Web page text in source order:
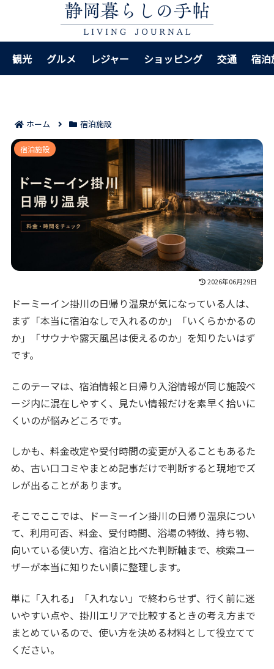
観光 グルメ レジャー ショッピング 交通 宿泊
ホーム 宿泊施設
ドーミーイン掛川の日帰り温泉で押さえたい7項目｜料
金や時間帯の見方まで迷わない！
宿泊施設
2026年06月29日
ドーミーイン掛川の日帰り温泉が気になっている人は、
まず「本当に宿泊なしで入れるのか」「いくらかかるの
か」「サウナや露天風呂は使えるのか」を知りたいはず
です。
このテーマは、宿泊情報と日帰り入浴情報が同じ施設ペ
ージ内に混在しやすく、見たい情報だけを素早く拾いに
くいのが悩みどころです。
しかも、料金改定や受付時間の変更が入ることもあるた
め、古い口コミやまとめ記事だけで判断すると現地でズ
レが出ることがあります。
そこでここでは、ドーミーイン掛川の日帰り温泉につい
て、利用可否、料金、受付時間、浴場の特徴、持ち物、
向いている使い方、宿泊と比べた判断軸まで、検索ユー
ザーが本当に知りたい順に整理します。
単に「入れる」「入れない」で終わらせず、行く前に迷
いやすい点や、掛川エリアで比較するときの考え方まで
まとめているので、使い方を決める材料として役立てて
ください。